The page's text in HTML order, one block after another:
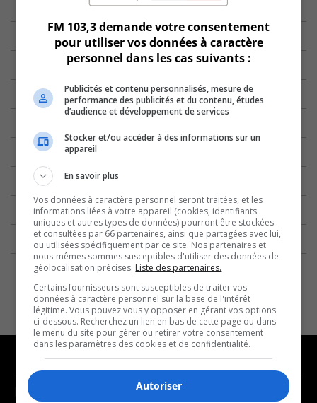
NOUVELLES MUSIQUE
FM 103,3 demande votre consentement
pour utiliser vos données à caractère
personnel dans les cas suivants :
Publicités et contenu personnalisés, mesure de
performance des publicités et du contenu, études
d’audience et développement de services
Stocker et/ou accéder à des informations sur un
appareil
En savoir plus
Vos données à caractère personnel seront traitées, et les
informations liées à votre appareil (cookies, identifiants
uniques et autres types de données) pourront être stockées
et consultées par 66 partenaires, ainsi que partagées avec lui,
ou utilisées spécifiquement par ce site. Nos partenaires et
nous-mêmes sommes susceptibles d'utiliser des données de
géolocalisation précises. Liste des partenaires.
Certains fournisseurs sont susceptibles de traiter vos
données à caractère personnel sur la base de l'intérêt
légitime. Vous pouvez vous y opposer en gérant vos options
ci-dessous. Recherchez un lien en bas de cette page ou dans
le menu du site pour gérer ou retirer votre consentement
dans les paramètres des cookies et de confidentialité.
Autoriser